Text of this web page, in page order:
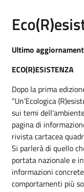
Ultimo
ECO(R)ESISTENZA
Dopo la prima
“Un’Ecologica
sui temi
pagina di
rivista cartacea
Si parlerà di quello
portata nazionale e
informazioni
comportamenti più